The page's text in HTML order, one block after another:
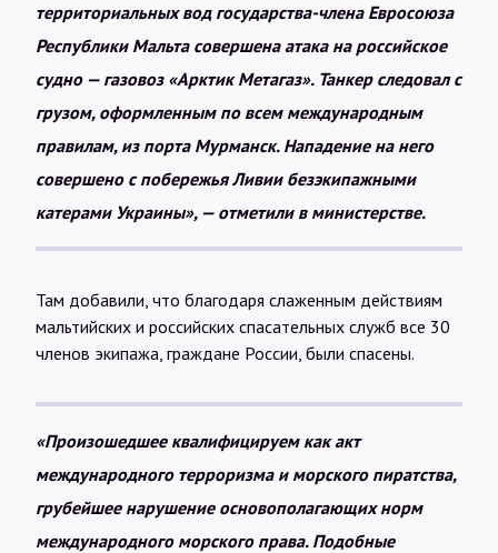
территориальных вод государства-члена Евросоюза
Республики Мальта совершена атака на российское
судно — газовоз «Арктик Метагаз». Танкер следовал с
грузом, оформленным по всем международным
правилам, из порта Мурманск. Нападение на него
совершено с побережья Ливии безэкипажными
катерами Украины», — отметили в министерстве.
Там добавили, что благодаря слаженным действиям
мальтийских и российских спасательных служб все 30
членов экипажа, граждане России, были спасены.
«Произошедшее квалифицируем как акт
международного терроризма и морского пиратства,
грубейшее нарушение основополагающих норм
международного морского права. Подобные